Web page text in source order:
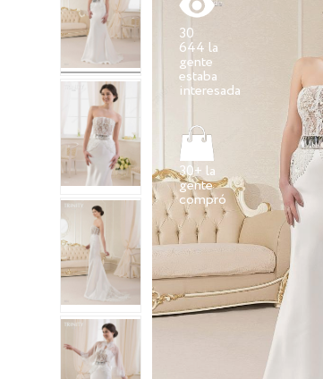
30
644 la
gente
estaba
30+ la
gente